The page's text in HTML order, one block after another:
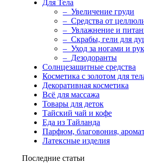
Для Тела
– Увеличение груди
– Средства от
– Увлажнение и
– Скрабы, гели для
– Уход за ногами и
– Дезодоранты
Солнцезащитные средства
Косметика с золотом для
Декоративная косметика
Всё для массажа
Товары для деток
Тайский чай и кофе
Еда из Тайланда
Парфюм, благовония,
Латексные изделия
Последние статьи